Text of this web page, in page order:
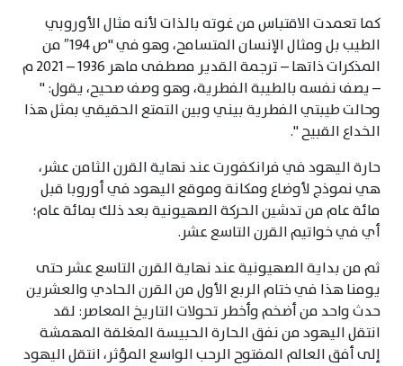
كما تعمدت الاقتباس من غوته بالذات لأنه مثال الأوروبي
الطيب بل ومثال الإنسان المتسامح، وهو في "ص 194″ من
المذكرات ذاتها – ترجمة القدير مصطفى ماهر 1936 – 2021 م
– يصف نفسه بالطيبة الفطرية، وهو وصف صحيح، يقول: "
وحالت طيبتي الفطرية بيني وبين التمتع الحقيقي بمثل هذا
الخداع القبيح ".
حارة اليهود في فرانكفورت عند نهاية القرن الثامن عشر،
هي نموذج لأوضاع ومكانة وموقع اليهود في أوروبا قبل
مائة عام من تدشين الحركة الصهيونية بعد ذلك بمائة عام؛
أي في خواتيم القرن التاسع عشر.
ثم من بداية الصهيونية عند نهاية القرن التاسع عشر حتى
يومنا هذا في ختام الربع الأول من القرن الحادي والعشرين
حدث واحد من أضخم وأخطر تحولات التاريخ المعاصر: لقد
انتقل اليهود من نفق الحارة الحبيسة المغلقة المهمشة
إلى أفق العالم المفتوح الرحب الواسع المؤثر، انتقل اليهود